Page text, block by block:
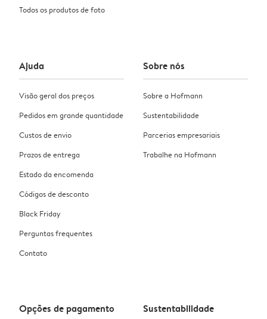
Todos os produtos de foto
Ajuda
Visão geral dos preços
Pedidos em grande quantidade
Custos de envio
Prazos de entrega
Estado da encomenda
Códigos de desconto
Black Friday
Perguntas frequentes
Contato
Sobre nós
Sobre a Hofmann
Sustentabilidade
Parcerias empresariais
Trabalhe na Hofmann
Opções de pagamento Sustentabilidade